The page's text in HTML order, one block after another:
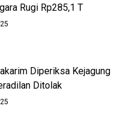
Rugi Rp285,1 T
Diperiksa Kejagung
Ditolak